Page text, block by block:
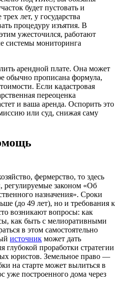
будет пустовать и
лет, у государства
процедуру изъятия. В
ужесточился, работают
системы мониторинга
арендной плате. Она может
обычно прописана формула,
Если кадастровая
переоценка
и ваша аренда. Оспорить это
или суд, снижая саму
фермерство, то здесь
регулируемые законом «Об
назначения». Сроки
(до 49 лет), но и требования к
возникают вопросы: как
как быть с мелиоративными
в этом самостоятельно
источник может дать
проработки стратегии
юристов. Земельное право —
на старте может вылиться в
построенного дома через